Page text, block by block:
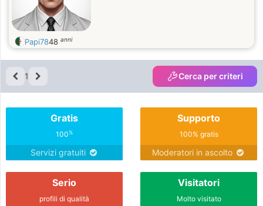
Papi7848 anni
1 Cerca per criteri
Gratis
100%
Servizi gratuiti
Supporto
100% gratis
Moderatori in ascolto
Serio
profili di qualità
Visitatori
Molto visitato